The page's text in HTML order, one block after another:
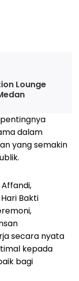
Lounge
dalam
yang semakin
Bakti
secara nyata
kepada
bagi